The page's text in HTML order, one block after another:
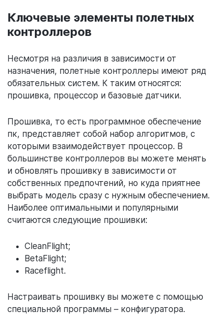
Ключевые элементы полетных
контроллеров
Несмотря на различия в зависимости от
назначения, полетные контроллеры имеют ряд
обязательных систем. К таким относятся:
прошивка, процессор и базовые датчики.
Прошивка, то есть программное обеспечение
пк, представляет собой набор алгоритмов, с
которыми взаимодействует процессор. В
большинстве контроллеров вы можете менять
и обновлять прошивку в зависимости от
собственных предпочтений, но куда приятнее
выбрать модель сразу с нужным обеспечением.
Наиболее оптимальными и популярными
считаются следующие прошивки:
CleanFlight;
BetaFlight;
Raceflight.
Настраивать прошивку вы можете с помощью
специальной программы – конфигуратора.